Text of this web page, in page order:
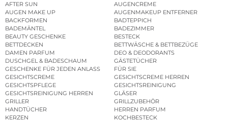
AFTER SUN
AUGENCREME
AUGEN MAKE UP
AUGENMAKEUP ENTFERNER
BACKFORMEN
BADTEPPICH
BADEMÄNTEL
BADEZIMMER
BEAUTY GESCHENKE
BESTECK
BETTDECKEN
BETTWÄSCHE & BETTBEZÜGE
DAMEN PARFUM
DEO & DEODORANTS
DUSCHGEL & BADESCHAUM
GÄSTETÜCHER
GESCHENKE FÜR JEDEN ANLASS
FÜR SIE
GESICHTSCREME
GESICHTSCREME HERREN
GESICHTSPFLEGE
GESICHTSREINIGUNG
GESICHTSREINIGUNG HERREN
GLÄSER
GRILLER
GRILLZUBEHÖR
HANDTÜCHER
HERREN PARFUM
KERZEN
KOCHBESTECK